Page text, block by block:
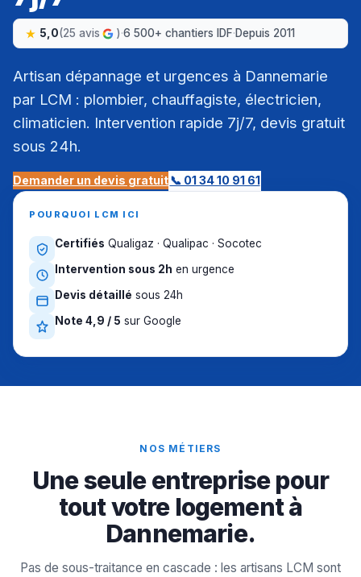
5,0(25 avis )·6 500+ chantiers IDF·Depuis 2011
Artisan dépannage et urgences à Dannemarie
par LCM : plombier, chauffagiste, électricien,
climaticien. Intervention rapide 7j/7, devis gratuit
sous 24h.
Demander un devis gratuit📞 01 34 10 91 61
POURQUOI LCM ICI
Certifiés Qualigaz · Qualipac · Socotec
Intervention sous 2h en urgence
Devis détaillé sous 24h
Note 4,9 / 5 sur Google
NOS MÉTIERS
Une seule entreprise pour
tout votre logement à
Dannemarie.
Pas de sous-traitance en cascade : les artisans LCM sont